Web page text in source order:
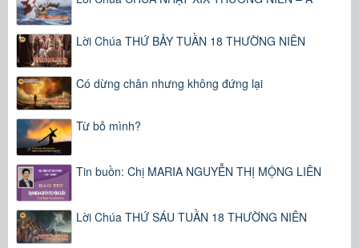
Lời Chúa THỨ BẢY TUẦN 18 THƯỜNG NIÊN
Có dừng chân nhưng không đứng lại
Từ bỏ mình?
Tin buồn: Chị MARIA NGUYỄN THỊ MỘNG LIÊN
Lời Chúa THỨ SÁU TUẦN 18 THƯỜNG NIÊN